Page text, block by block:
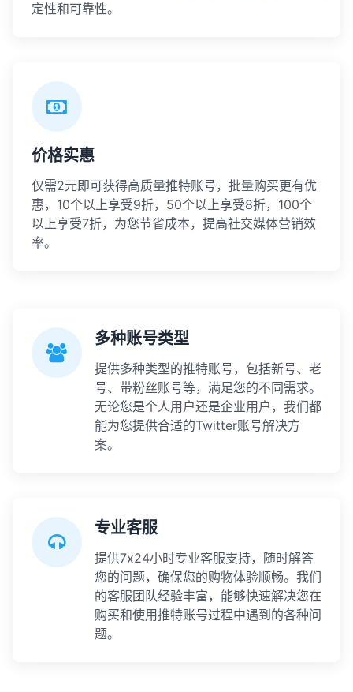
定性和可靠性。
价格实惠
仅需2元即可获得高质量推特账号，批量购买更有优
惠，10个以上享受9折，50个以上享受8折，100个
以上享受7折，为您节省成本，提高社交媒体营销效
率。
多种账号类型
提供多种类型的推特账号，包括新号、老
号、带粉丝账号等，满足您的不同需求。
无论您是个人用户还是企业用户，我们都
能为您提供合适的Twitter账号解决方
案。
专业客服
提供7x24小时专业客服支持，随时解答
您的问题，确保您的购物体验顺畅。我们
的客服团队经验丰富，能够快速解决您在
购买和使用推特账号过程中遇到的各种问
题。